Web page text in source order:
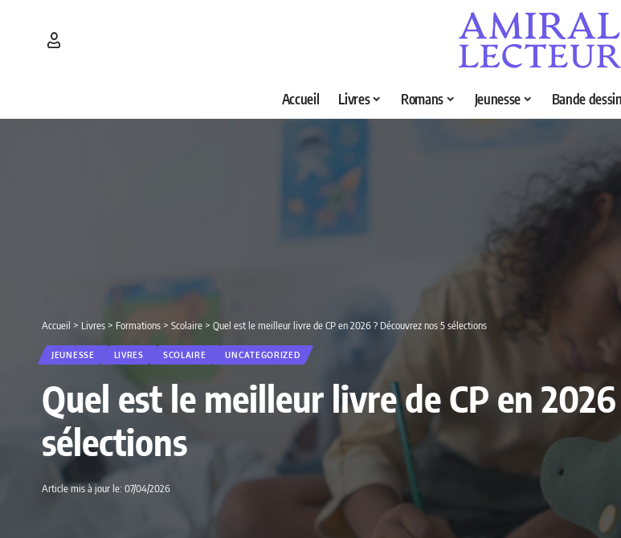
Accueil Livres Romans Jeunesse Bande
Accueil > Livres > Formations > Scolaire > Quel est le meilleur livre de CP en 2026 ? Découvrez nos 5 sélections
JEUNESSE LIVRES SCOLAIRE UNCATEGORIZED
Quel est le meilleur livre de CP en
sélections
Article mis à jour le: 07/04/2026